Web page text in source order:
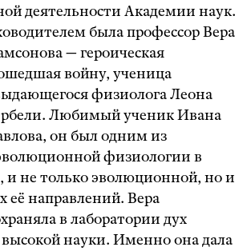
деятельности Академии наук.
была профессор Вера
— героическая
войну, ученица
физиолога Леона
Любимый ученик Ивана
он был одним из
физиологии в
и не только эволюционной, но и
её направлений. Вера
в лаборатории дух
науки. Именно она дала